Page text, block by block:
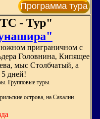
Программа тура
- Тур"
южном приграничном с
Головнина, Кипящее
мыс Столбчатый, а
дней!
Групповые туры.
острова, на Сахалин